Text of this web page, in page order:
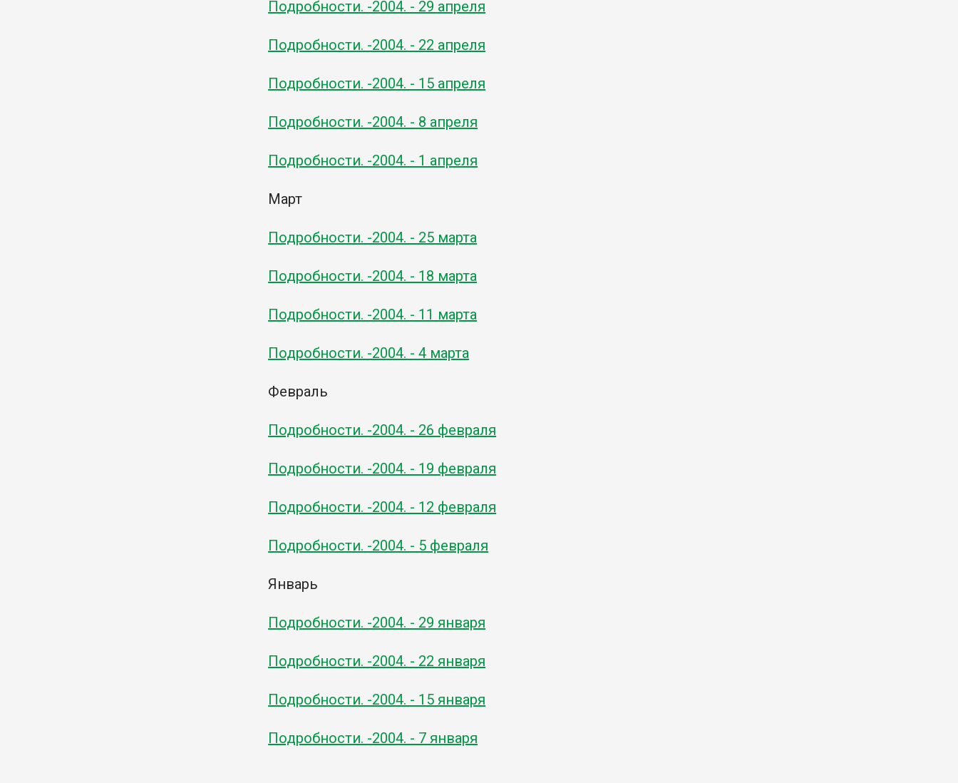
Подробности. -2004. - 29 апреля
Подробности. -2004. - 22 апреля
Подробности. -2004. - 15 апреля
Подробности. -2004. - 8 апреля
Подробности. -2004. - 1 апреля
Март
Подробности. -2004. - 25 марта
Подробности. -2004. - 18 марта
Подробности. -2004. - 11 марта
Подробности. -2004. - 4 марта
Февраль
Подробности. -2004. - 26 февраля
Подробности. -2004. - 19 февраля
Подробности. -2004. - 12 февраля
Подробности. -2004. - 5 февраля
Январь
Подробности. -2004. - 29 января
Подробности. -2004. - 22 января
Подробности. -2004. - 15 января
Подробности. -2004. - 7 января